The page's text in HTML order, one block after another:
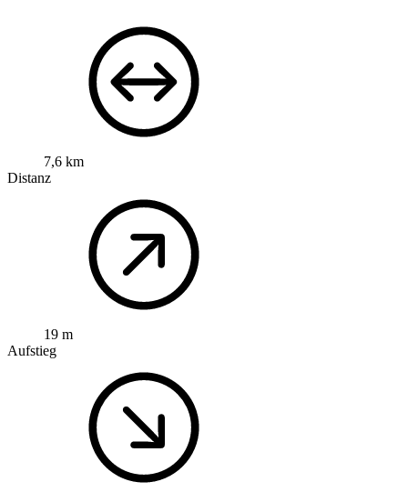
7,6 km
Distanz
19 m
Aufstieg